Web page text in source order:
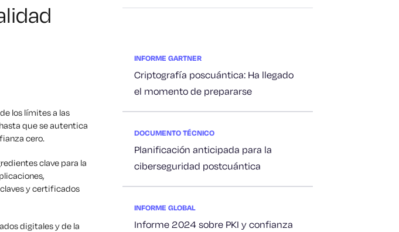
los límites a las
que se autentica
cero.
clave para la
y certificados
digitales y de la
INFORME GARTNER
Criptografía poscuántica: Ha llegado
el momento de prepararse
DOCUMENTO TÉCNICO
Planificación anticipada para la
ciberseguridad postcuántica
INFORME GLOBAL
Informe 2024 sobre PKI y confianza